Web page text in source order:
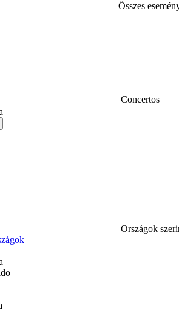
Összes
Concertos
Országok